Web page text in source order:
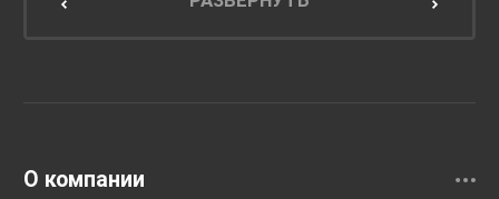
О компании